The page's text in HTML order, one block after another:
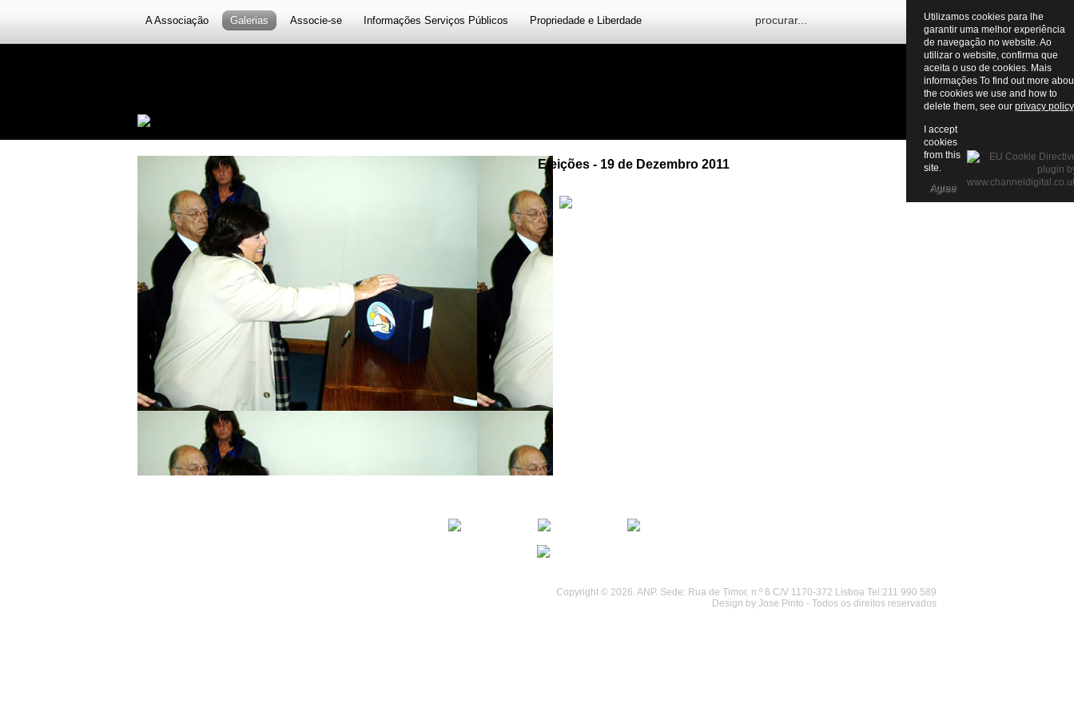
A Associação Galerias Associe-se Informações Serviços Públicos Propriedade e Liberdade
Eleições - 19 de Dezembro 2011
Copyright © 2026. ANP. Sede: Rua de Timor, n.º 6 C/V 1170-372 Lisboa Tel:211 990 589
Design by Jose Pinto - Todos os direitos reservados
Utilizamos cookies para lhe
garantir uma melhor experiência
de navegação no website. Ao
utilizar o website, confirma que
aceita o uso de cookies. Mais
informações To find out more
the cookies we use and how to
delete them, see our privacy policy
I accept
cookies
from this
site.
Agree